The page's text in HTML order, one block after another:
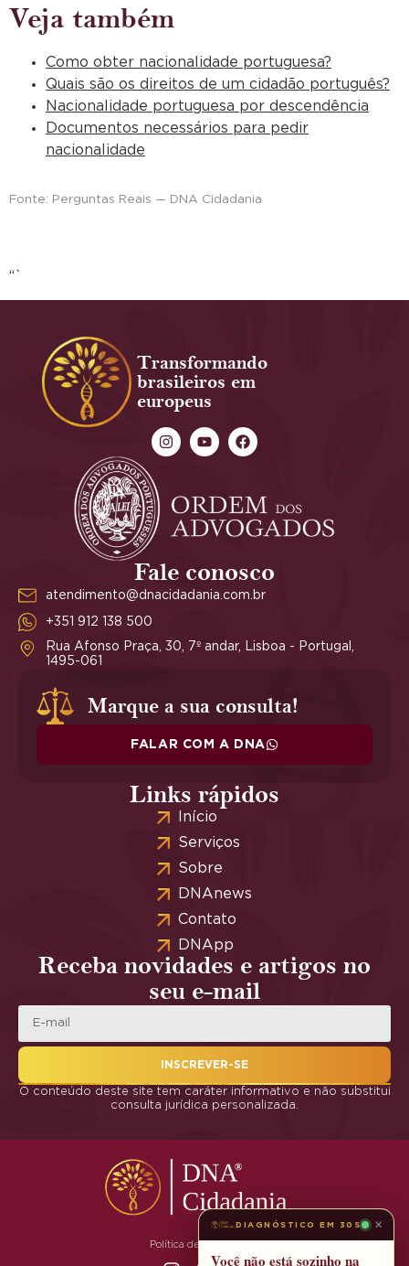
Veja também
Como obter nacionalidade portuguesa?
Quais são os direitos de um cidadão português?
Nacionalidade portuguesa por descendência
Documentos necessários para pedir
nacionalidade
Fonte: Perguntas Reais — DNA Cidadania
“`
Transformando
brasileiros em
europeus
Fale conosco
atendimento@dnacidadania.com.br
+351 912 138 500
Rua Afonso Praça, 30, 7º andar, Lisboa - Portugal,
1495-061
Marque a sua consulta!
FALAR COM A DNA
Links rápidos
Início
Serviços
Sobre
DNAnews
Contato
DNApp
Receba novidades e artigos no
seu e-mail
INSCREVER-SE
O conteúdo deste site tem caráter informativo e não substitui
consulta jurídica personalizada.
Política de Privacidade
DIAGNÓSTICO EM 30S ×
Você não está sozinho na